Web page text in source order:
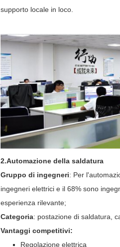
supporto locale in loco.
2.Automazione della saldatura
Gruppo di ingegneri: Per
ingegneri elettrici e il 68% sono
esperienza rilevante;
Categoria: postazione di saldatura,
Vantaggi competitivi:
Regolazione elettrica